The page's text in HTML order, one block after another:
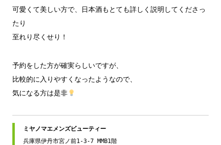
可愛くて美しい方で、日本酒もとても詳しく説明してくださっ
たり
至れり尽くせり！
予約をした方が確実らしいですが、
比較的に入りやすくなったようなので、
気になる方は是非
ミヤノマエメンズビューティー
兵庫県伊丹市宮ノ前1-3-7 MMB1階